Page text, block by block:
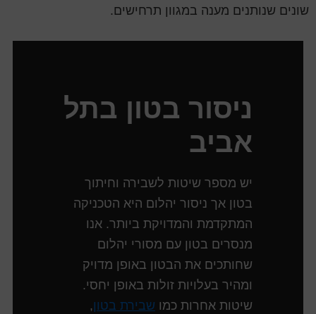
שונים שנותנים מענה במגוון תרחישים.
ניסור בטון בתל
אביב
יש מספר שיטות לשבירה וחיתוך
בטון אך ניסור יהלום היא הטכניקה
המתקדמת והמדויקת ביותר. אנו
מנסרים בטון עם מסורי יהלום
שחותכים את הבטון באופן מדויק
ומהיר בעלויות זולות באופן יחסי.
שיטות אחרות כמו שבירת בטון,